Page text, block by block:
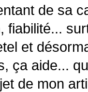
de sa
fiabilité...
et
ça aide...
de mon